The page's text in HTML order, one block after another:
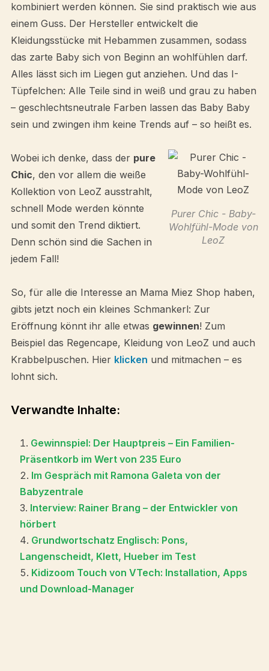
kombiniert werden können. Sie sind praktisch wie aus
einem Guss. Der Hersteller entwickelt die
Kleidungsstücke mit Hebammen zusammen, sodass
das zarte Baby sich von Beginn an wohlfühlen darf.
Alles lässt sich im Liegen gut anziehen. Und das I-
Tüpfelchen: Alle Teile sind in weiß und grau zu haben
– geschlechtsneutrale Farben lassen das Baby Baby
sein und zwingen ihm keine Trends auf – so heißt es.
Purer Chic - Baby-
Wohlfühl-Mode von
LeoZ
Wobei ich denke, dass der pure
Chic, den vor allem die weiße
Kollektion von LeoZ ausstrahlt,
schnell Mode werden könnte
und somit den Trend diktiert.
Denn schön sind die Sachen in
jedem Fall!
So, für alle die Interesse an Mama Miez Shop haben,
gibts jetzt noch ein kleines Schmankerl: Zur
Eröffnung könnt ihr alle etwas gewinnen! Zum
Beispiel das Regencape, Kleidung von LeoZ und auch
Krabbelpuschen. Hier klicken und mitmachen – es
lohnt sich.
Verwandte Inhalte:
Gewinnspiel: Der Hauptpreis – Ein Familien-
Präsentkorb im Wert von 235 Euro
Im Gespräch mit Ramona Galeta von der
Babyzentrale
Interview: Rainer Brang – der Entwickler von
hörbert
Grundwortschatz Englisch: Pons,
Langenscheidt, Klett, Hueber im Test
Kidizoom Touch von VTech: Installation, Apps
und Download-Manager